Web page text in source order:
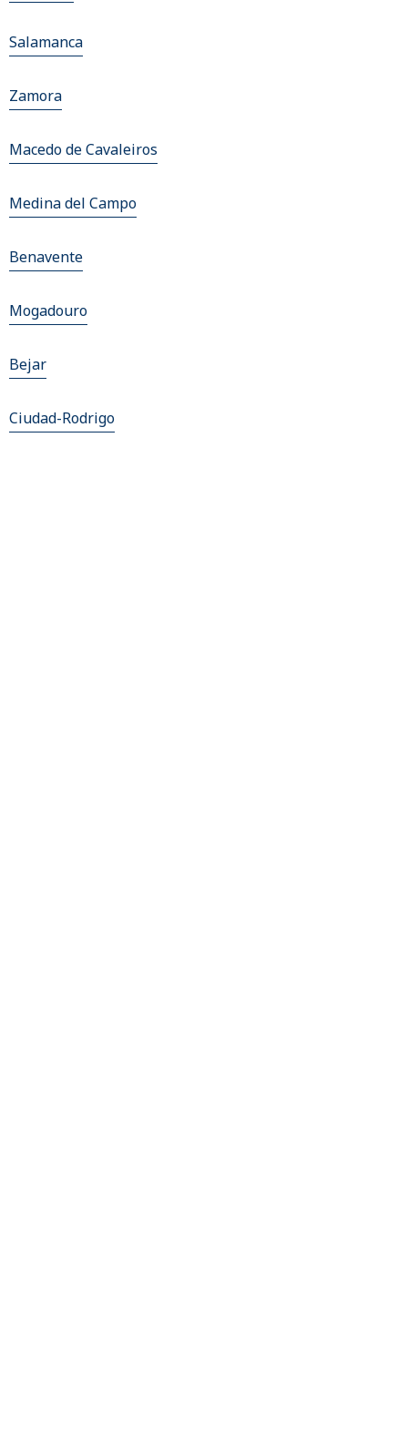
Salamanca
Zamora
Macedo de Cavaleiros
Medina del Campo
Benavente
Mogadouro
Bejar
Ciudad-Rodrigo